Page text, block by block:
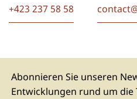
+423 237 58 58
Abonnieren Sie unseren
Entwicklungen rund um